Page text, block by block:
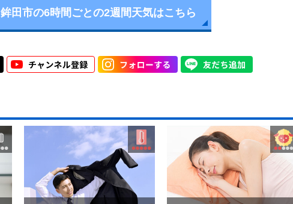
鉾田市の6時間ごとの2週間天気はこちら